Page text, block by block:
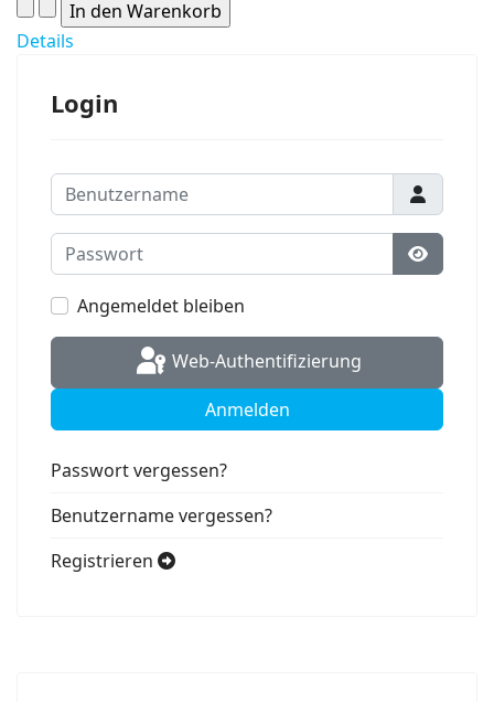
Details
Login
Benutzername
Passwort
Angemeldet bleiben
Web-Authentifizierung
Anmelden
Passwort vergessen?
Benutzername vergessen?
Registrieren